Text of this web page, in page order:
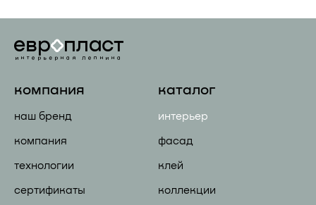
компания
наш бренд
компания
технологии
сертификаты
каталог
интерьер
фасад
клей
коллекции